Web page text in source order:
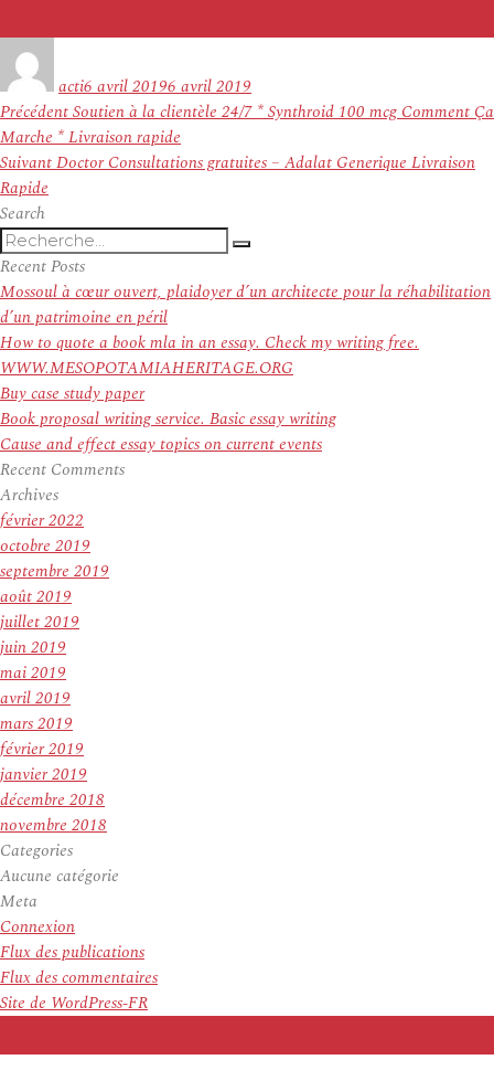
actile
6 avril 20196 avril 2019
Navigation
de
l’article
PrécédentArticle
précédent :
Soutien à la clientèle 24/7 * Synthroid 100 mcg Comment Ça
Marche * Livraison rapide
SuivantArticle
Doctor Consultations gratuites – Adalat Generique Livraison
Rapide
Search
Recherche
pour
:
Recherche
Recent Posts
Mossoul à cœur ouvert, plaidoyer d’un architecte pour la réhabilitation
d’un patrimoine en péril
How to quote a book mla in an essay. Check my writing free.
WWW.MESOPOTAMIAHERITAGE.ORG
Buy case study paper
Book proposal writing service. Basic essay writing
Cause and effect essay topics on current events
Recent Comments
Archives
février 2022
octobre 2019
septembre 2019
août 2019
juillet 2019
juin 2019
mai 2019
avril 2019
mars 2019
février 2019
janvier 2019
décembre 2018
novembre 2018
Categories
Aucune catégorie
Meta
Connexion
Flux des publications
Flux des commentaires
Site de WordPress-FR